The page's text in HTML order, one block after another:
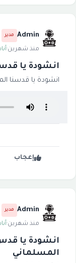
Admin مدير
منذ شهرين·
انشودة يا
انشودة يا قدسنا
إعجاب
Admin مدير
منذ شهرين·
انشودة يا
المسلماني